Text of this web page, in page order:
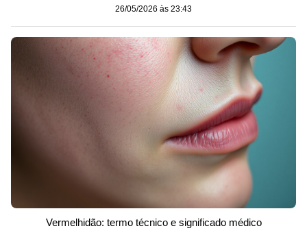
26/05/2026 às 23:43
Vermelhidão: termo técnico e significado médico